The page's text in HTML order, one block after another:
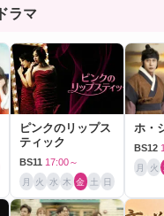
ラマ
ピンクのリップス
ティック
BS11 17:00～
月 火 水 木 金 土 日
ホ・
BS12
月 火